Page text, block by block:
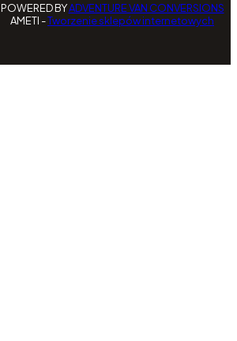
POWERED BYADVENTURE VAN CONVERSIONS
AMETI -Tworzenie sklepów internetowych